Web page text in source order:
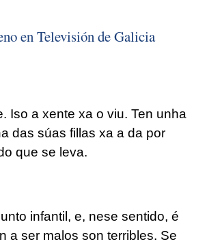
en Televisión de Galicia
Iso a xente xa o viu. Ten unha
das súas fillas xa a da por
que se leva.
infantil, e, nese sentido, é
a ser malos son terribles. Se